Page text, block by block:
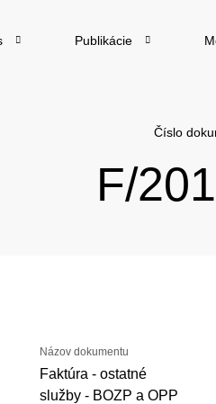
Publikácie
Číslo
F/
Názov dokumentu
Faktúra - ostatné
služby - BOZP a OPP